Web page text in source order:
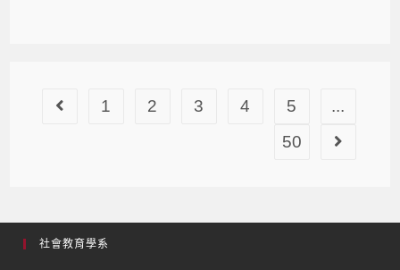
1 2 3 4 5
...
50
社會教育學系